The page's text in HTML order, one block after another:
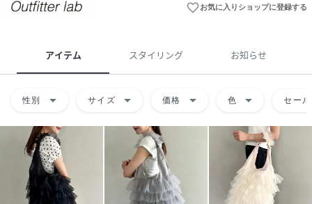
favorite_borderお気に入りショップに登録する
アイテム スタイリング お知らせ
性別 arrow_drop_down サイズ arrow_drop_down 価格 arrow_drop_down 色 arrow_drop_down セール